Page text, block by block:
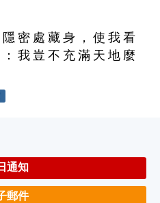
密 處 藏 身 ， 使 我 看
我 豈 不 充 滿 天 地 麼
通知
郵件